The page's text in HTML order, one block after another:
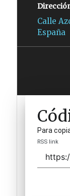
Calle
España
Para
RSS link